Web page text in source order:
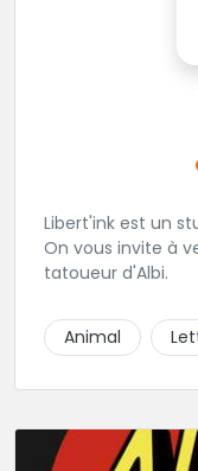
Libert'ink est un
On vous invite à
tatoueur d'Albi.
Animal